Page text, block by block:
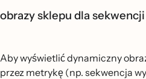
obrazy sklepu dla
Aby wyświetlić dynamiczny
przez metrykę (np. sekwencja